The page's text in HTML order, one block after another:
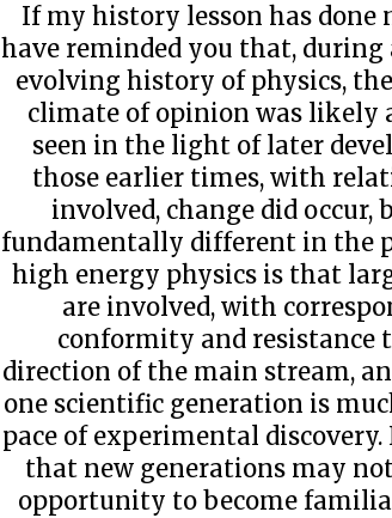
If my history lesson has done
have reminded you that,
evolving history of physics,
climate of opinion was likely
seen in the light of later
those earlier times, with
involved, change did occur,
fundamentally different in the
high energy physics is that
are involved, with
conformity and resistance
direction of the main stream,
one scientific generation is
pace of experimental discovery.
that new generations may
opportunity to become